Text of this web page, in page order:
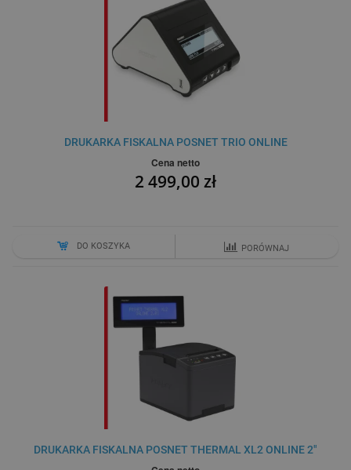
DRUKARKA FISKALNA POSNET TRIO ONLINE
Cena netto
2 499,00 zł
DO KOSZYKA PORÓWNAJ
DRUKARKA FISKALNA POSNET THERMAL XL2 ONLINE 2"